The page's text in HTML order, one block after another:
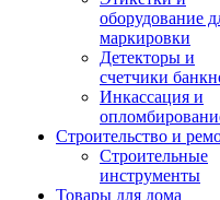
оборудование
маркировки
Детекторы и
счетчики
Инкассация и
Строительство и
Строительные
инструменты
Товары для дома